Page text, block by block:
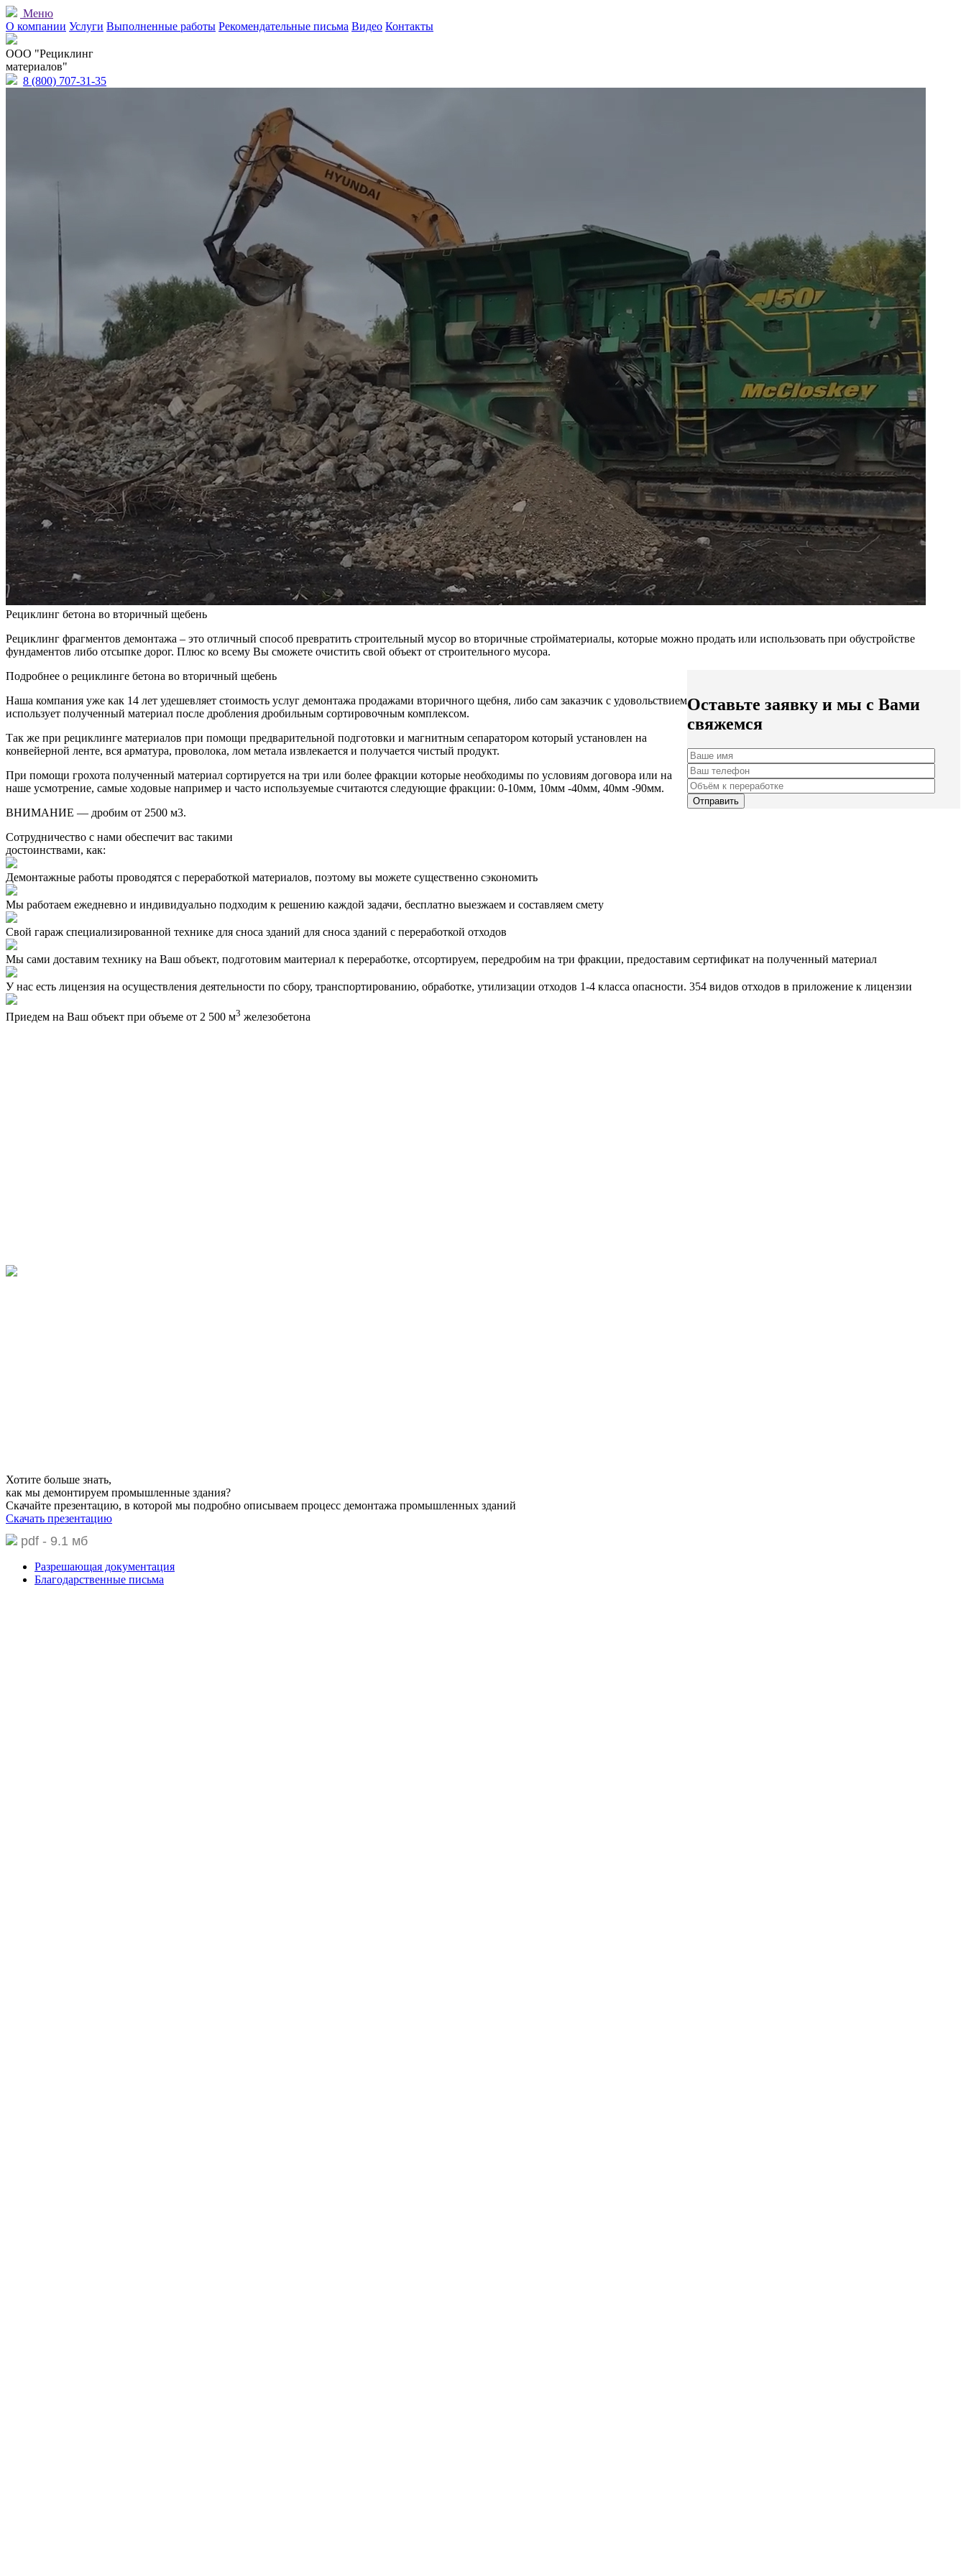
Меню
О компании Услуги Выполненные работы Рекомендательные письма Видео Контакты
OOO "Рециклинг
материалов"
8 (800) 707-31-35
Рециклинг бетона во вторичный щебень
Рециклинг фрагментов демонтажа – это отличный способ превратить строительный мусор во вторичные стройматериалы, которые можно продать или использовать при обустройстве
фундаментов либо отсыпке дорог. Плюс ко всему Вы сможете очистить свой объект от строительного мусора.
Оставьте заявку и мы с Вами
свяжемся
Подробнее о рециклинге бетона во вторичный щебень
Наша компания уже как 14 лет удешевляет стоимость услуг демонтажа продажами вторичного щебня, либо сам заказчик с удовольствием
использует полученный материал после дробления дробильным сортировочным комплексом.
Так же при рециклинге материалов при помощи предварительной подготовки и магнитным сепаратором который установлен на
конвейерной ленте, вся арматура, проволока, лом метала извлекается и получается чистый продукт.
При помощи грохота полученный материал сортируется на три или более фракции которые необходимы по условиям договора или на
наше усмотрение, самые ходовые например и часто используемые считаются следующие фракции: 0-10мм, 10мм -40мм, 40мм -90мм.
ВНИМАНИЕ — дробим от 2500 м3.
Сотрудничество с нами обеспечит вас такими
достоинствами, как:
Демонтажные работы проводятся с переработкой материалов, поэтому вы можете существенно сэкономить
Мы работаем ежедневно и индивидуально подходим к решению каждой задачи, бесплатно выезжаем и составляем смету
Свой гараж специализированной технике для сноса зданий для сноса зданий с переработкой отходов
Мы сами доставим технику на Ваш объект, подготовим маитериал к переработке, отсортируем, передробим на три фракции, предоставим сертификат на полученный материал
У нас есть лицензия на осуществления деятельности по сбору, транспортированию, обработке, утилизации отходов 1-4 класса опасности. 354 видов отходов в приложение к лицензии
Приедем на Ваш объект при объеме от 2 500 м3 железобетона
Хотите больше знать,
как мы демонтируем промышленные здания?
Скачайте презентацию, в которой мы подробно описываем процесс демонтажа промышленных зданий
Скачать презентацию
pdf - 9.1 мб
Разрешающая документация
Благодарственные письма